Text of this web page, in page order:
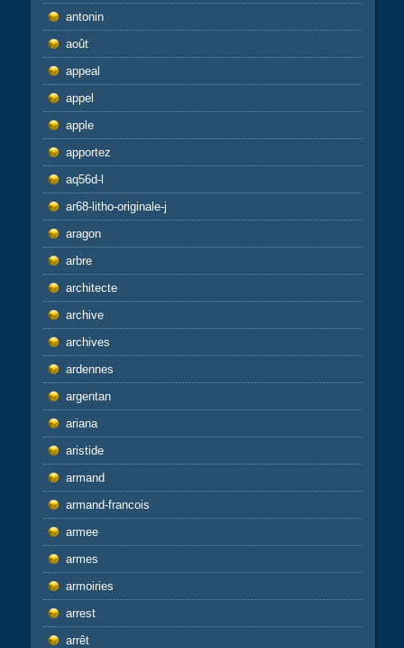
antonin
août
appeal
appel
apple
apportez
aq56d-l
ar68-litho-originale-j
aragon
arbre
architecte
archive
archives
ardennes
argentan
ariana
aristide
armand
armand-francois
armee
armes
armoiries
arrest
arrêt